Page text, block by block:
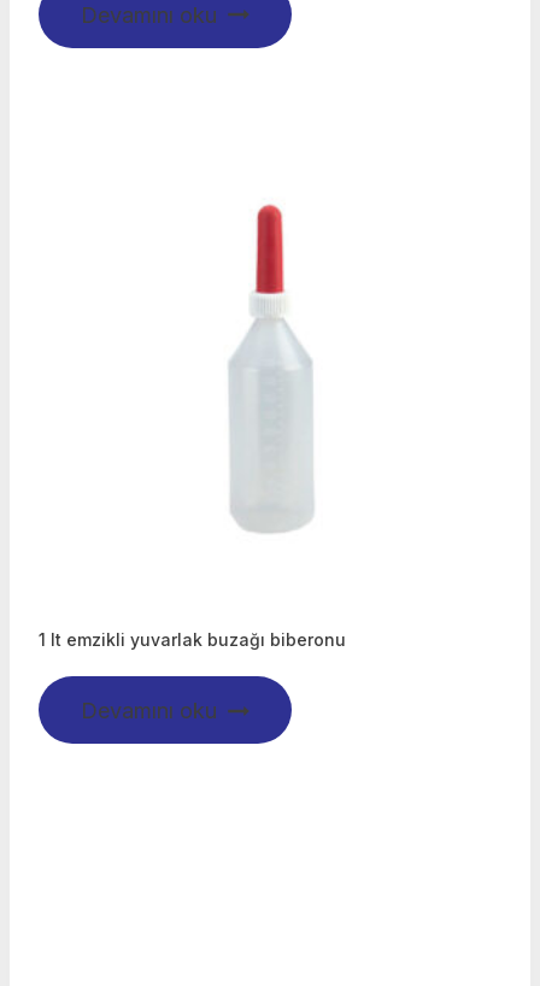
Devamını oku
1 lt emzikli yuvarlak buzağı biberonu
Devamını oku